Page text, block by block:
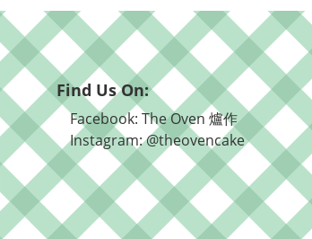
Find Us On:
Facebook: The Oven 爐作
Instagram: @theovencake